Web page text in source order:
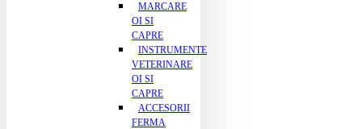
MARCARE
OI SI
CAPRE
INSTRUMENTE
VETERINARE
OI SI
CAPRE
ACCESORII
FERMA